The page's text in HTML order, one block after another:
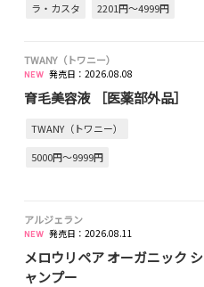
ラ・カスタ 2201円～4999円
TWANY（トワニー）
発売日：2026.08.08
育毛美容液 ［医薬部外品］
TWANY（トワニー）
5000円～9999円
アルジェラン
発売日：2026.08.11
メロウリペア オーガニック シ
ャンプー